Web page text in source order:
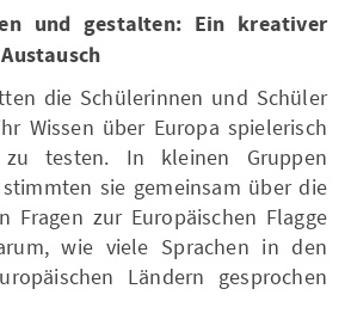
und gestalten: Ein kreativer
die Schülerinnen und Schüler
Wissen über Europa spielerisch
testen. In kleinen Gruppen
sie gemeinsam über die
Fragen zur Europäischen Flagge
wie viele Sprachen in den
Ländern gesprochen